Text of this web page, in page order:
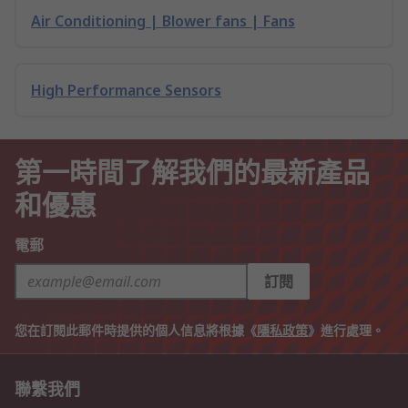
Air Conditioning | Blower fans | Fans
High Performance Sensors
第一時間了解我們的最新產品
和優惠
電郵
訂閱
您在訂閱此郵件時提供的個人信息將根據《隱私政策》進行處理。
聯繫我們